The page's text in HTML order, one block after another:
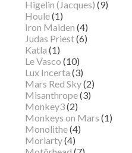
Higelin (Jacques) (9)
Houle(1)
Iron Maiden (4)
Judas Priest(6)
Katla (1)
Le Vasco (10)
Lux Incerta (3)
Mars Red Sky(2)
Misanthrope(3)
Monkey3(2)
Monkeys on Mars (1)
Monolithe(4)
Moriarty(4)